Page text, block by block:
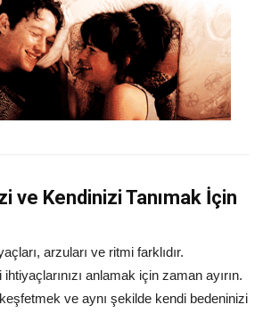
ve Kendinizi Tanımak İçin
arzuları ve ritmi farklıdır.
anlamak için zaman ayırın.
ve aynı şekilde kendi bedeninizi